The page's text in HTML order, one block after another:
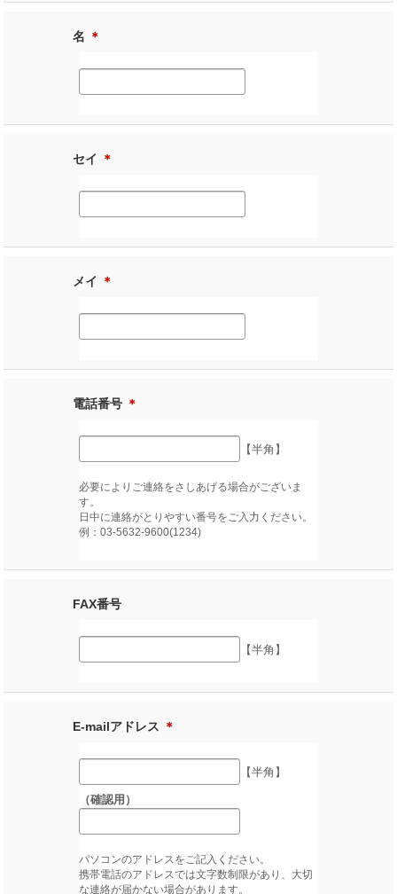
名 ＊
セイ ＊
メイ ＊
電話番号 ＊
【半角】
必要によりご連絡をさしあげる場合がございま
す。
日中に連絡がとりやすい番号をご入力ください。
例：03-5632-9600(1234)
FAX番号
【半角】
E-mailアドレス ＊
【半角】
（確認用）
パソコンのアドレスをご記入ください。
携帯電話のアドレスでは文字数制限があり、大切
な連絡が届かない場合があります。